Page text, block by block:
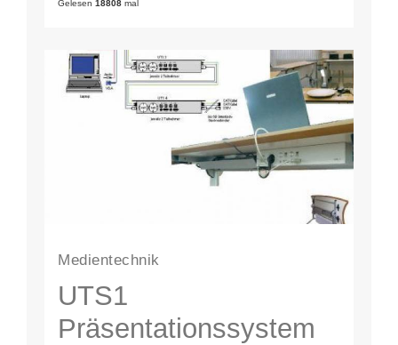
Gelesen 18808 mal
Medientechnik
UTS1
Präsentationssystem